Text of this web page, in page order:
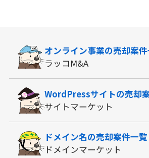
オンライン事業の売却案
ラッコM&A
WordPressサイトの売却
サイトマーケット
ドメイン名の売却案件一覧
ドメインマーケット